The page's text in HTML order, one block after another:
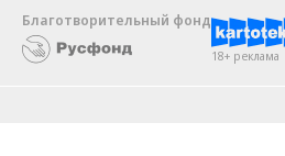
Благотворительный фонд
18+ реклама